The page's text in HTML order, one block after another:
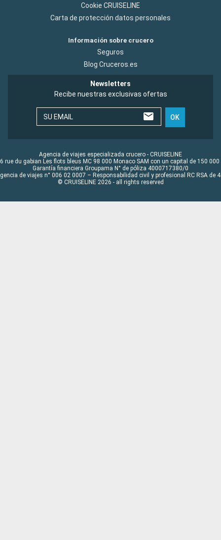
Cookie CRUISELINE
Carta de protección datos personales
Información sobre crucero
Seguros
Blog Cruceros.es
Newsletters
Recibe nuestras exclusivas ofertas
SU EMAIL OK
Agencia de viajes especializada crucero - CRUISELINE
rue du gabian Les flots bleus MC 98 000 Monaco SAM con un capital de 150 000
Garantía financiera Groupama N° de póliza 4000717380/0
de viajes n° 006 02 0007 – Responsabilidad civil y profesional RC RSA de
© CRUISELINE 2026 - all rights reserved